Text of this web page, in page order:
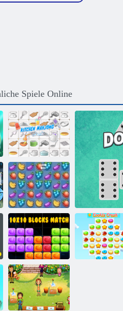
Spiele Online
Küche Mahjong
Fruita Crush
10 mal 10
Blocks Match